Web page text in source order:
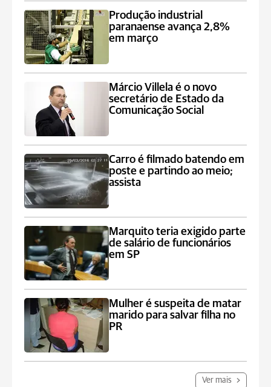
Produção industrial
paranaense avança 2,8%
em março
Márcio Villela é o novo
secretário de Estado da
Comunicação Social
Carro é filmado batendo em
poste e partindo ao meio;
assista
Marquito teria exigido parte
de salário de funcionários
em SP
Mulher é suspeita de matar
marido para salvar filha no
PR
Ver mais